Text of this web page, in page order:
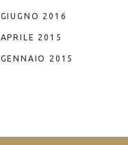
GIUGNO 2016
APRILE 2015
GENNAIO 2015